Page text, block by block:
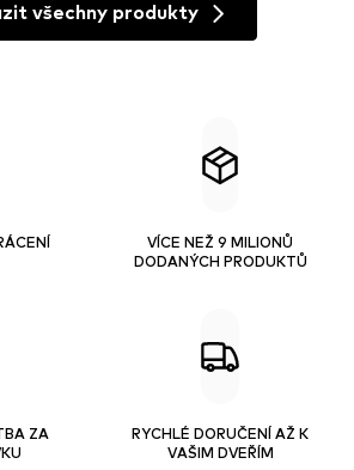
všechny produkty
VÍCE NEŽ 9 MILIONŮ
DODANÝCH PRODUKTŮ
ZA
RYCHLÉ DORUČENÍ AŽ K
VAŠIM DVEŘÍM